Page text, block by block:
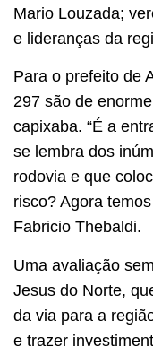
Mario Louzada;
e lideranças da
Para o prefeito de
297 são de
capixaba. “É a
se lembra dos
rodovia e que
risco? Agora
Fabricio Thebaldi.
Uma avaliação
Jesus do Norte,
da via para a
e trazer